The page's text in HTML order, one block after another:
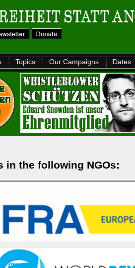
Topics Our Campaigns Dates
in the following NGOs: